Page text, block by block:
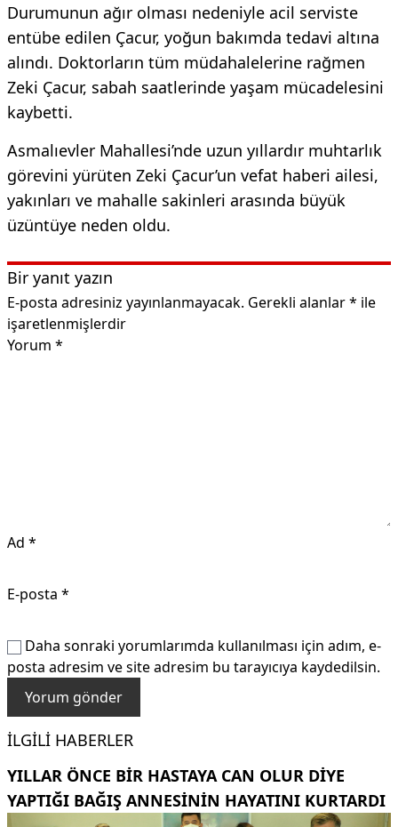
Durumunun ağır olması nedeniyle acil serviste
entübe edilen Çacur, yoğun bakımda tedavi altına
alındı. Doktorların tüm müdahalelerine rağmen
Zeki Çacur, sabah saatlerinde yaşam mücadelesini
kaybetti.
Asmalıevler Mahallesi’nde uzun yıllardır muhtarlık
görevini yürüten Zeki Çacur’un vefat haberi ailesi,
yakınları ve mahalle sakinleri arasında büyük
üzüntüye neden oldu.
Bir yanıt yazın
E-posta adresiniz yayınlanmayacak. Gerekli alanlar* ile
işaretlenmişlerdir
Yorum *
Ad *
E-posta *
Daha sonraki yorumlarımda kullanılması için adım, e-
posta adresim ve site adresim bu tarayıcıya kaydedilsin.
İLGILI HABERLER
YILLAR ÖNCE BIR HASTAYA CAN OLUR DIYE
YAPTIĞI BAĞIŞ ANNESININ HAYATINI KURTARDI